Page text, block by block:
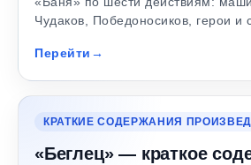
Чудаков, Победоносиков, герои и
Перейти
КРАТКИЕ СОДЕРЖАНИЯ
«Беглец» — краткое